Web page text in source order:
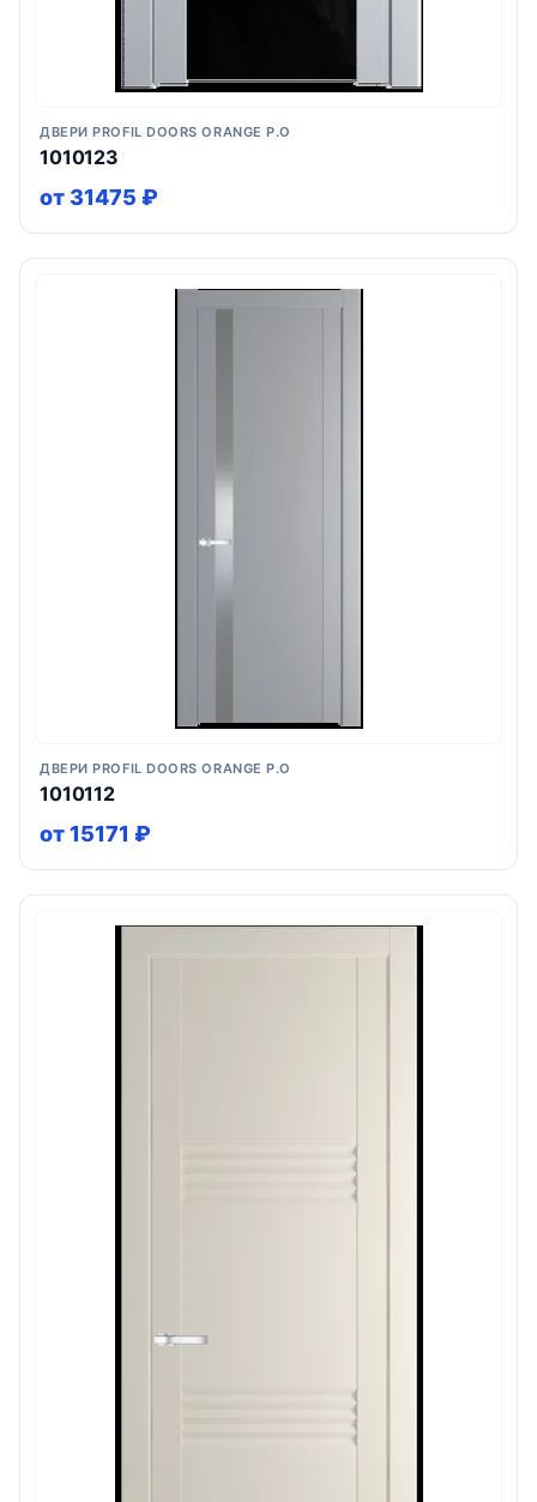
ДВЕРИ PROFIL DOORS ORANGE P.O
1010123
от 31475 ₽
ДВЕРИ PROFIL DOORS ORANGE P.O
1010112
от 15171 ₽